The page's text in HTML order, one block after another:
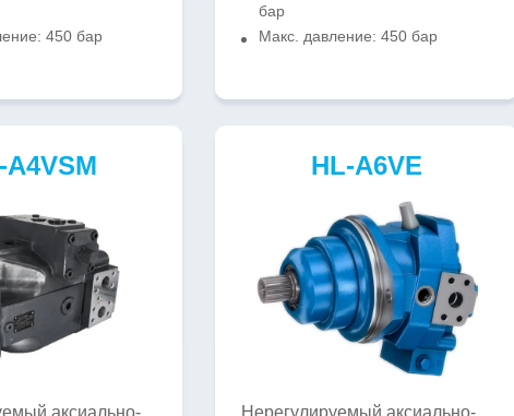
450 бар
бар
Макс. давление: 450 бар
A4VSM HL-A6VE